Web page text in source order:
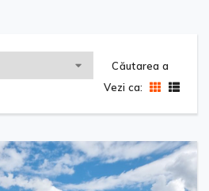
Căutarea a
Vezi ca: